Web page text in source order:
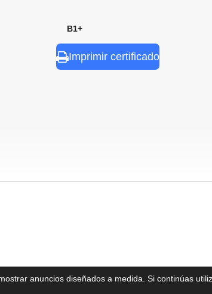
anuncios diseñados a medida. Si continúas
B1+
Imprimir certificado